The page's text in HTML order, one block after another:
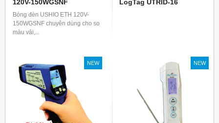
120V-150WGSNF
Bóng đèn USHIO ETH 120V-
150WGSNF chuyên dùng cho so
màu vải,...
LogTag UTRID-16
NEW NEW